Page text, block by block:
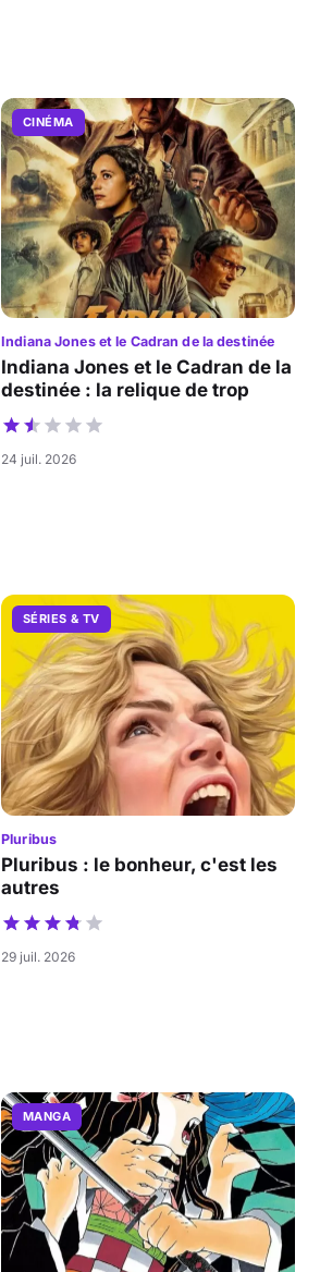
CINÉMA
Indiana Jones et le Cadran de la destinée
Indiana Jones et le Cadran de la
destinée : la relique de trop
24 juil. 2026
SÉRIES & TV
Pluribus
Pluribus : le bonheur, c'est les
autres
29 juil. 2026
MANGA